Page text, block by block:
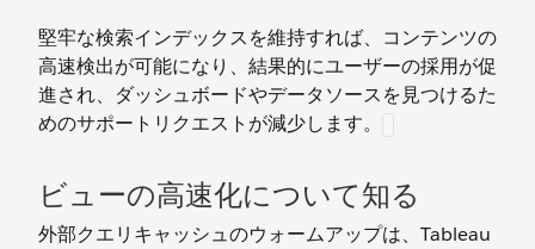
堅牢な検索インデックスを維持すれば、コンテンツの
高速検出が可能になり、結果的にユーザーの採用が促
進され、ダッシュボードやデータソースを見つけるた
めのサポートリクエストが減少します。
ビューの高速化について知る
外部クエリキャッシュのウォームアップは、Tableau